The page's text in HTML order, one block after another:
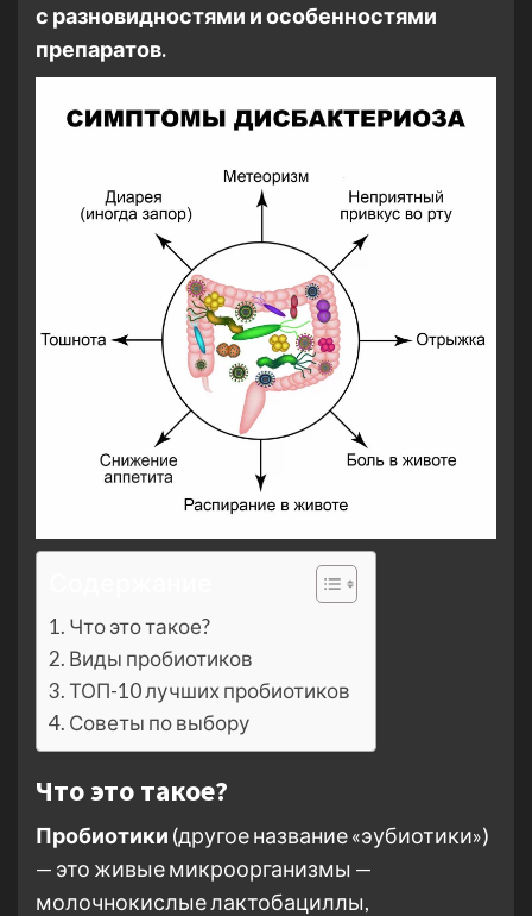
с разновидностями и особенностями
препаратов.
Что это такое?
Виды пробиотиков
ТОП-10 лучших пробиотиков
Советы по выбору
Что это такое?
Пробиотики (другое название «эубиотики»)
— это живые микроорганизмы —
молочнокислые лактобациллы,